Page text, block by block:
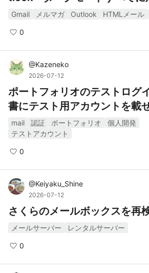
メールの作り方
Gmail メルマガ Outlook HTMLメール
0
@Kazeneko
2026-07-12
ポートフォリオのテストログ
書にテスト用アカウントを載
開を見据えて気づいたこと
mail 認証 ポートフォリオ
個人開発
テストアカウント
0
@Keiyaku_Shine
2026-07-12
さくらのメールボックスを再
メールサーバー レンタルサーバー
0